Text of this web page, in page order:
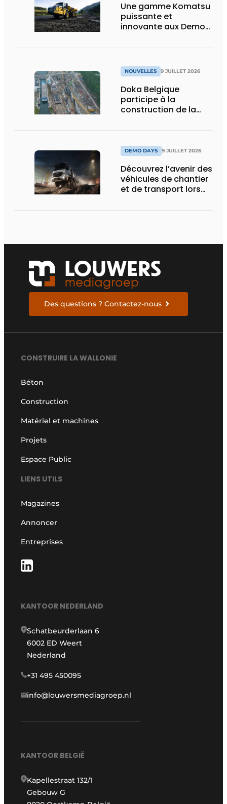
Une gamme Komatsu
puissante et
innovante aux Demo
NOUVELLES 9 JUILLET 2026
Doka Belgique
participe à la
construction de la
DEMO DAYS 9 JUILLET 2026
Découvrez l’avenir des
véhicules de chantier
et de transport lors
Des questions ? Contactez-nous
CONSTRUIRE LA WALLONIE
Béton
Construction
Matériel et machines
Projets
Espace Public
LIENS UTILS
Magazines
Annoncer
Entreprises
KANTOOR NEDERLAND
Schatbeurderlaan 6
6002 ED Weert
Nederland
+31 495 450095
info@louwersmediagroep.nl
KANTOOR BELGIË
Kapellestraat 132/1
Gebouw G